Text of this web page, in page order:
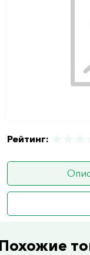
Рейтинг: